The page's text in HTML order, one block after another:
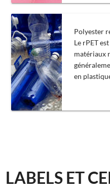
Polyester
Le rPET
matériaux
en
LABELS ET